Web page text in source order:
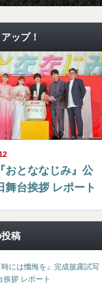
ップ！
おとななじみ』公
舞台挨拶 レポート
稿
には懺悔を』完成披露試写
挨拶 レポート